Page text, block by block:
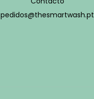
pedidos@thesmartwash.pt